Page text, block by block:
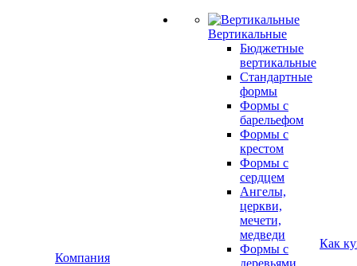
Компания
Вертикальные
Бюджетные
вертикальные
Стандартные
формы
Формы с
барельефом
Формы с
крестом
Формы с
сердцем
Ангелы,
церкви,
мечети,
медведи
Формы с
деревьями
Как